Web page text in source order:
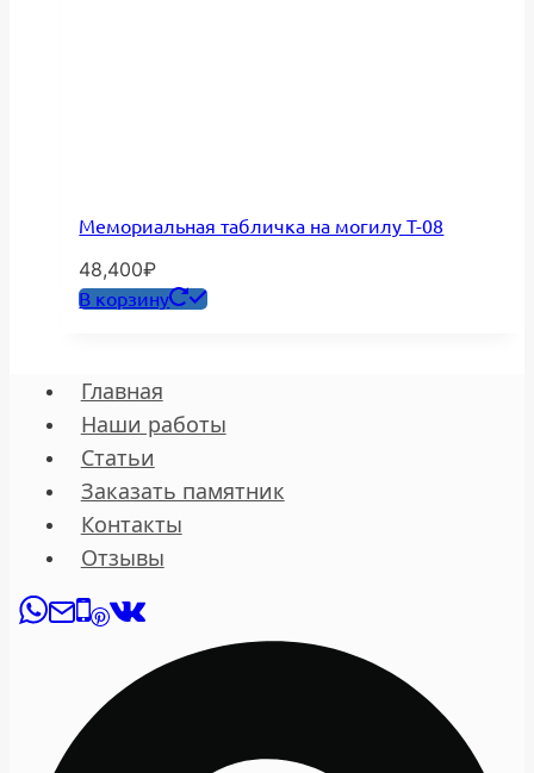
Мемориальная табличка на могилу Т-08
48,400₽
В корзину
Главная
Наши работы
Статьи
Заказать памятник
Контакты
Отзывы